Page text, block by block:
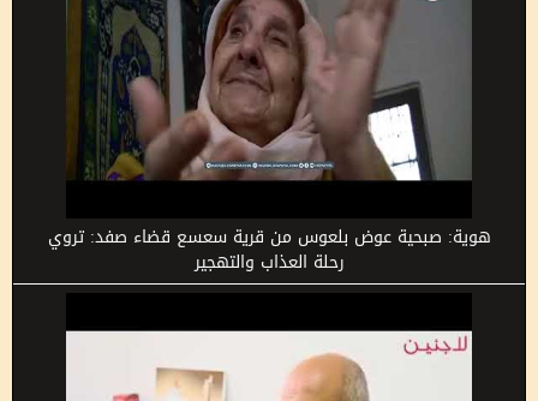
هوية: صبحية عوض بلعوس من قرية سعسع قضاء صفد: تروي
رحلة العذاب والتهجير